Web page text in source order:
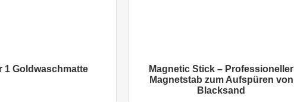
1 Goldwaschmatte
Magnetic Stick – Professioneller
Magnetstab zum Aufspüren von
Blacksand